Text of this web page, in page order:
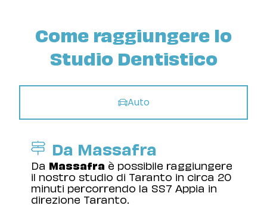
Come raggiungere lo
Studio Dentistico
Auto
Da Massafra
Da Massafra è possibile raggiungere
il nostro studio di Taranto in circa 20
minuti percorrendo la SS7 Appia in
direzione Taranto.